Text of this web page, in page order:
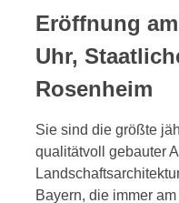
Eröffnung am
Uhr,
Rosenheim
Sie sind die größte
qualitätvoll gebauter
Bayern, die immer